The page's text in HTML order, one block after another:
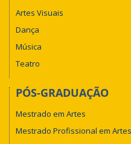
Artes Visuais
Dança
Música
Teatro
PÓS-GRADUAÇÃO
Mestrado em Artes
Mestrado Profissional em